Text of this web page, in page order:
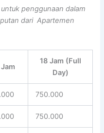
penggunaan dalam
dari Apartemen
18 Jam (Full
Day)
750.000
750.000